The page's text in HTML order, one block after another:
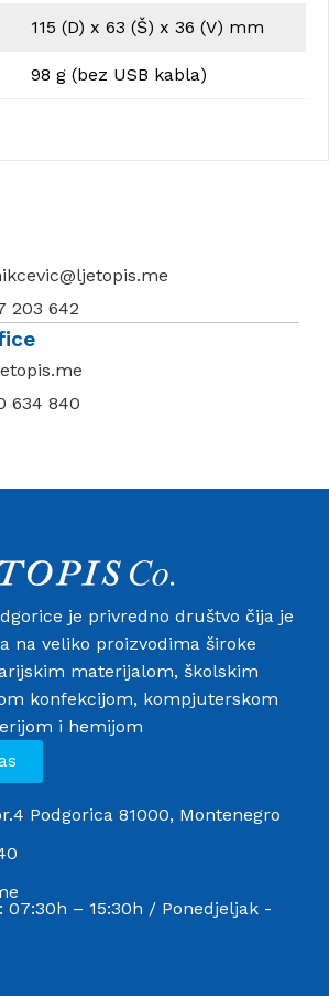
115 (D) x 63 (Š) x 36 (V) mm
98 g (bez USB kabla)
203 642
634 840
je privredno društvo čija je
na veliko proizvodima široke
materijalom, školskim
konfekcijom, kompjuterskom
i hemijom
Podgorica 81000, Montenegro
07:30h – 15:30h / Ponedjeljak -